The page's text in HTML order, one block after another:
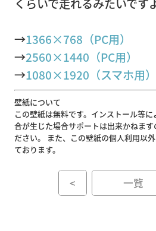
サ
ト
0120-
110-
555
(平日 9:00
～17:00)
お
問
い
合
わ
くらいで走れるみたいです
→1366×768（PC用）
→2560×1440（PC用）
→1080×1920（スマホ用）
壁紙について
この壁紙は無料です。インストール等
合が生じた場合サポートは出来かねます
ださい。 また、この壁紙の個人利用以
ております。
< 一覧